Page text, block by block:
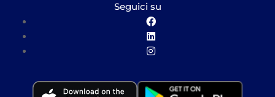
Seguici su